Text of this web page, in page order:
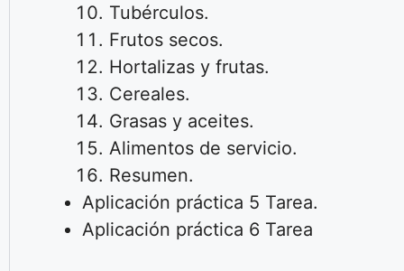
Tubérculos.
Frutos secos.
Hortalizas y frutas.
Cereales.
Grasas y aceites.
Alimentos de servicio.
Resumen.
Aplicación práctica 5 Tarea.
Aplicación práctica 6 Tarea